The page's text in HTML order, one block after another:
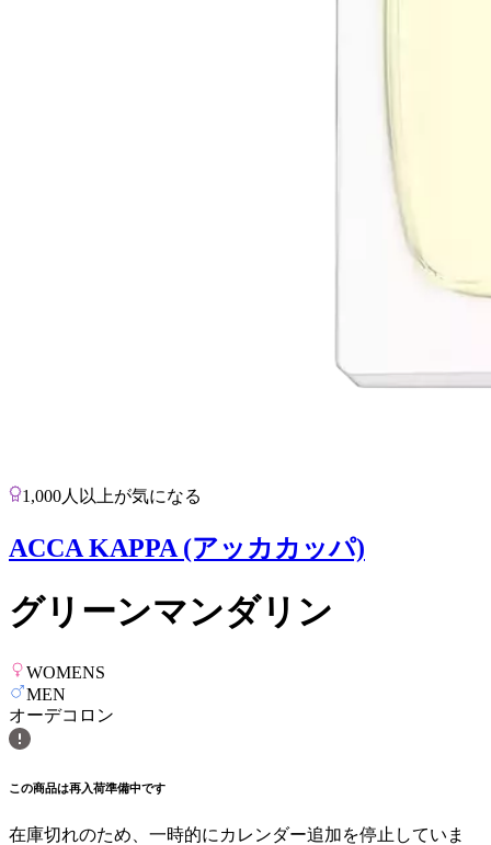
1,000人以上が気になる
ACCA KAPPA (アッカカッパ)
グリーンマンダリン
WOMENS
MEN
オーデコロン
この商品は再入荷準備中です
在庫切れのため、一時的にカレンダー追加を停止していま